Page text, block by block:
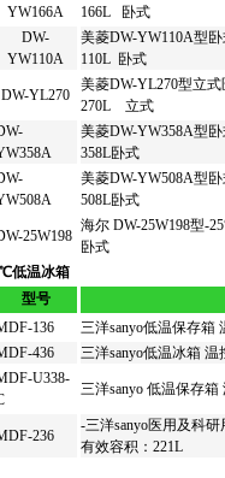
YW166A
166L 卧式
DW-
YW110A
美菱DW-YW110A型
110L 卧式
DW-YL270
美菱DW-YL270型立
270L 立式
美菱DW-YW358A型
358L卧式
美菱DW-YW508A型
508L卧式
25W198
海尔 DW-25W198型-
卧式
低温冰箱
型号
136 三洋sanyo低温保存
436 三洋sanyo低温冰箱
U338-
三洋sanyo 低温保存
236
-三洋sanyo医用及科
有效容积：221L